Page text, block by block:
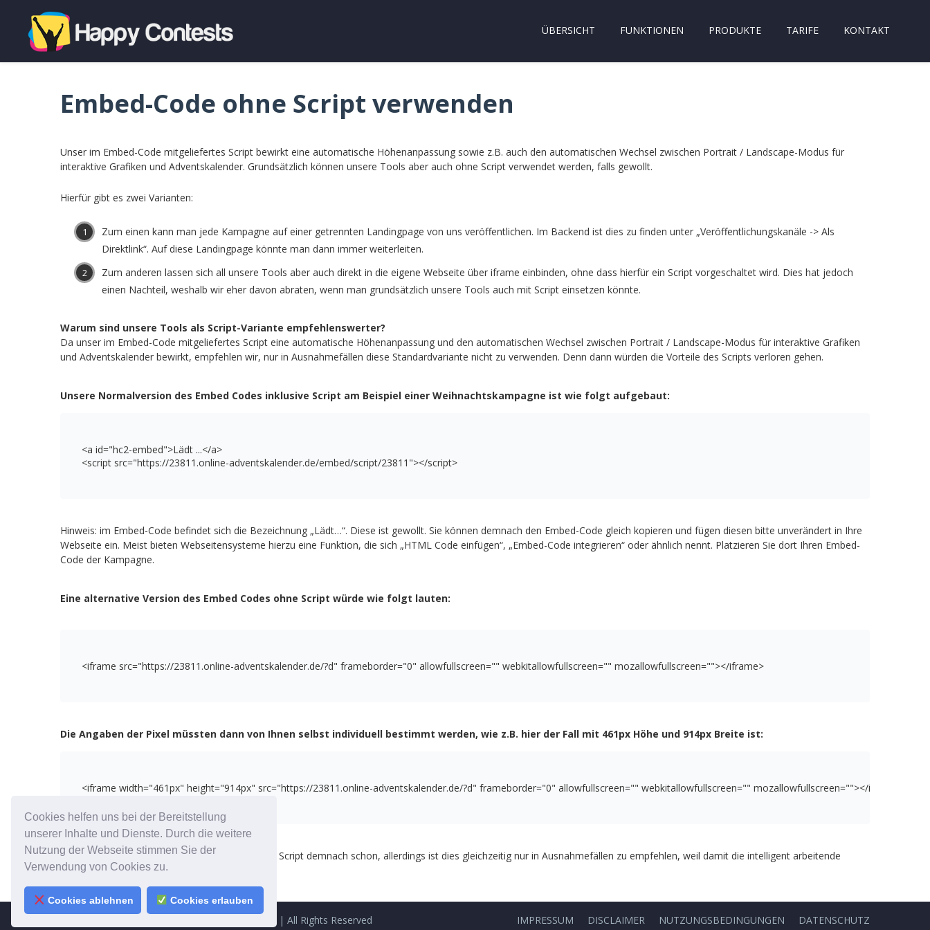
Cookies helfen uns bei der Bereitstellung
unserer Inhalte und Dienste. Durch die weitere
Nutzung der Webseite stimmen Sie der
Verwendung von Cookies zu.
Cookies ablehnen Cookies erlauben
ÜBERSICHT FUNKTIONEN PRODUKTE TARIFE KONTAKT
Embed-Code ohne Script verwenden
Unser im Embed-Code mitgeliefertes Script bewirkt eine automatische Höhenanpassung sowie z.B. auch den automatischen Wechsel zwischen Portrait / Landscape-Modus für
interaktive Grafiken und Adventskalender. Grundsätzlich können unsere Tools aber auch ohne Script verwendet werden, falls gewollt.
Hierfür gibt es zwei Varianten:
Zum einen kann man jede Kampagne auf einer getrennten Landingpage von uns veröffentlichen. Im Backend ist dies zu finden unter „Veröffentlichungskanäle -> Als
Direktlink“. Auf diese Landingpage könnte man dann immer weiterleiten.
Zum anderen lassen sich all unsere Tools aber auch direkt in die eigene Webseite über iframe einbinden, ohne dass hierfür ein Script vorgeschaltet wird. Dies hat jedoch
einen Nachteil, weshalb wir eher davon abraten, wenn man grundsätzlich unsere Tools auch mit Script einsetzen könnte.
Warum sind unsere Tools als Script-Variante empfehlenswerter?
Da unser im Embed-Code mitgeliefertes Script eine automatische Höhenanpassung und den automatischen Wechsel zwischen Portrait / Landscape-Modus für interaktive Grafiken
und Adventskalender bewirkt, empfehlen wir, nur in Ausnahmefällen diese Standardvariante nicht zu verwenden. Denn dann würden die Vorteile des Scripts verloren gehen.
Unsere Normalversion des Embed Codes inklusive Script am Beispiel einer Weihnachtskampagne ist wie folgt aufgebaut:
<a id="hc2-embed">Lädt ...</a>
<script src="https://23811.online-adventskalender.de/embed/script/23811 "></script>
Hinweis: im Embed-Code befindet sich die Bezeichnung „Lädt…“. Diese ist gewollt. Sie können demnach den Embed-Code gleich kopieren und fügen diesen bitte unverändert in Ihre
Webseite ein. Meist bieten Webseitensysteme hierzu eine Funktion, die sich „HTML Code einfügen“, „Embed-Code integrieren“ oder ähnlich nennt. Platzieren Sie dort Ihren Embed-
Code der Kampagne.
Eine alternative Version des Embed Codes ohne Script würde wie folgt lauten:
<iframe src="https://23811.online-adventskalender.de/?d" frameborder="0" allowfullscreen="" webkitallowfullscreen="" mozallowfullscreen=""></iframe>
Die Angaben der Pixel müssten dann von Ihnen selbst individuell bestimmt werden, wie z.B. hier der Fall mit 461px Höhe und 914px Breite ist:
<iframe width="461px" height="914px" src="https://23811.online-adventskalender.de/?d" frameborder="0" allowfullscreen="" webkitallowfullscreen="" mozallowfullscreen=""></iframe>
Machbar ist eine Einbindung unserer Tools ohne Script demnach schon, allerdings ist dies gleichzeitig nur in Ausnahmefällen zu empfehlen, weil damit die intelligent arbeitende
Responsivität des Tools eingeschränkt wird.
IMPRESSUM DISCLAIMER NUTZUNGSBEDINGUNGEN DATENSCHUTZ
| All Rights Reserved